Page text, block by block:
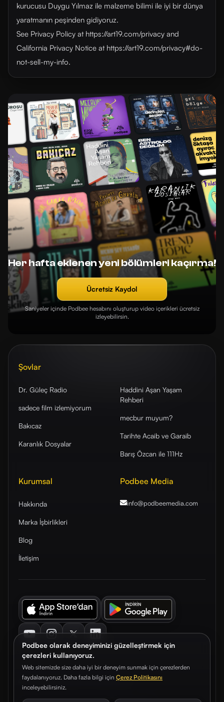
Podbee olarak deneyiminizi güzelleştirmek için
çerezleri kullanıyoruz.
Web sitemizde size daha iyi bir deneyim sunmak için çerezlerden
faydalanıyoruz. Daha fazla bilgi için Çerez Politikasını
inceleyebilirsiniz.
kurucusu Duygu Yılmaz ile malzeme bilimi ile iyi bir dünya
yaratmanın peşinden gidiyoruz.
See Privacy Policy at https://art19.com/privacy and
California Privacy Notice at https://art19.com/privacy#do-
not-sell-my-info.
Her hafta eklenen yeni bölümleri kaçırma!
Ücretsiz Kaydol
Saniyeler içinde Podbee hesabını oluşturup video içerikleri ücretsiz
izleyebilirsin.
Şovlar
Dr. Güleç Radio
sadece film izlemiyorum
Bakıcaz
Karanlık Dosyalar
Haddini Aşan Yaşam
Rehberi
mecbur muyum?
Tarihte Acaib ve Garaib
Barış Özcan ile 111Hz
Kurumsal
Hakkında
Marka İşbirlikleri
Blog
İletişim
Podbee Media
info@podbeemedia.com
© 2026. Podbee Media. Tüm hakları saklıdır.